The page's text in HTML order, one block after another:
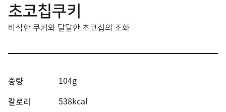
초코칩쿠키
바삭한 쿠키와 달달한 초코칩의 조화
중량
104g
칼로리
538kcal